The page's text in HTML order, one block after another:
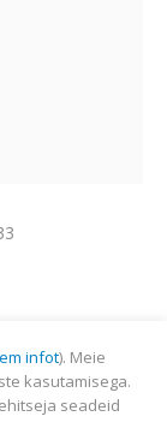
infot). Meie
kasutamisega.
seadeid